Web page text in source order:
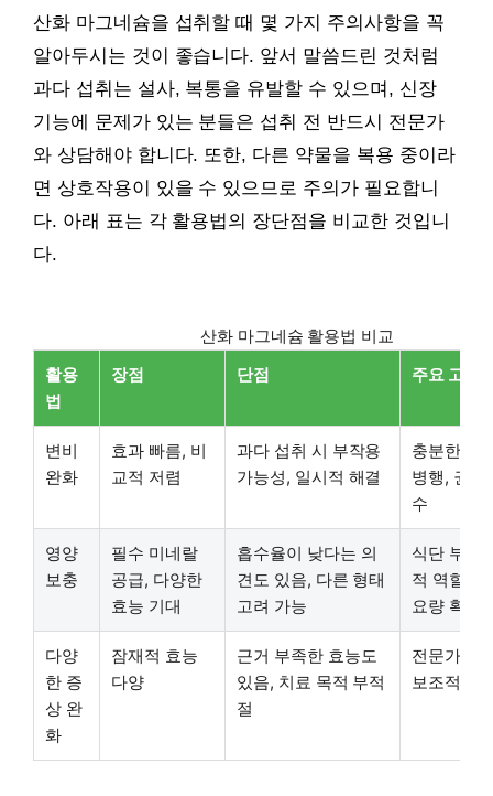
산화 마그네슘을 섭취할 때 몇 가지 주의사항을 꼭
알아두시는 것이 좋습니다. 앞서 말씀드린 것처럼
과다 섭취는 설사, 복통을 유발할 수 있으며, 신장
기능에 문제가 있는 분들은 섭취 전 반드시 전문가
와 상담해야 합니다. 또한, 다른 약물을 복용 중이라
면 상호작용이 있을 수 있으므로 주의가 필요합니
다. 아래 표는 각 활용법의 장단점을 비교한 것입니
다.
산화 마그네슘 활용법 비교
활용
법
장점 단점 주요 고려
변비
완화
효과 빠름, 비
교적 저렴
과다 섭취 시 부작용
가능성, 일시적 해결
충분한 수
병행, 권장
수
영양
보충
필수 미네랄
공급, 다양한
효능 기대
흡수율이 낮다는 의
견도 있음, 다른 형태
고려 가능
식단 부족
적 역할,
요량 확인
다양
한 증
상 완
화
잠재적 효능
다양
근거 부족한 효능도
있음, 치료 목적 부적
절
전문가 상
보조적 접